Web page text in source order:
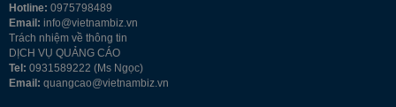
Hotline: 0975798489
Email: info@vietnambiz.vn
Trách nhiệm về thông tin
DỊCH VỤ QUẢNG CÁO
Tel: 0931589222 (Ms Ngọc)
Email: quangcao@vietnambiz.vn